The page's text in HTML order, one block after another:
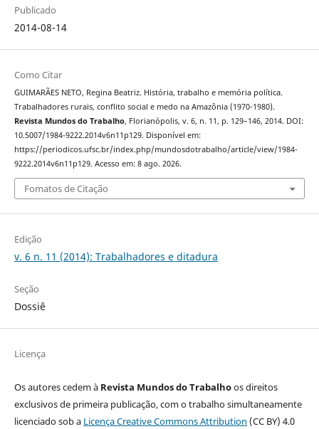
Publicado
2014-08-14
Como Citar
GUIMARÃES NETO, Regina Beatriz. História, trabalho e memória política.
Trabalhadores rurais, conflito social e medo na Amazônia (1970-1980).
Revista Mundos do Trabalho, Florianópolis, v. 6, n. 11, p. 129–146, 2014. DOI:
10.5007/1984-9222.2014v6n11p129. Disponível em:
https://periodicos.ufsc.br/index.php/mundosdotrabalho/article/view/1984-
9222.2014v6n11p129. Acesso em: 8 ago. 2026.
Fomatos de Citação
Edição
v. 6 n. 11 (2014): Trabalhadores e ditadura
Seção
Dossiê
Licença
Os autores cedem à Revista Mundos do Trabalhoos direitos
exclusivos de primeira publicação, com o trabalho simultaneamente
licenciado sob a Licença Creative Commons Attribution (CC BY) 4.0